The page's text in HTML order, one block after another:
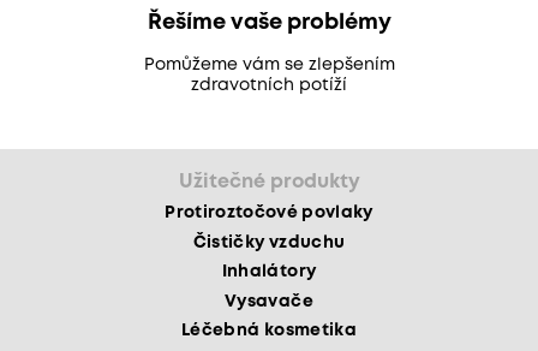
Řešíme vaše problémy
Pomůžeme vám se zlepšením
zdravotních potíží
Užitečné produkty
Protiroztočové povlaky
Čističky vzduchu
Inhalátory
Vysavače
Léčebná kosmetika